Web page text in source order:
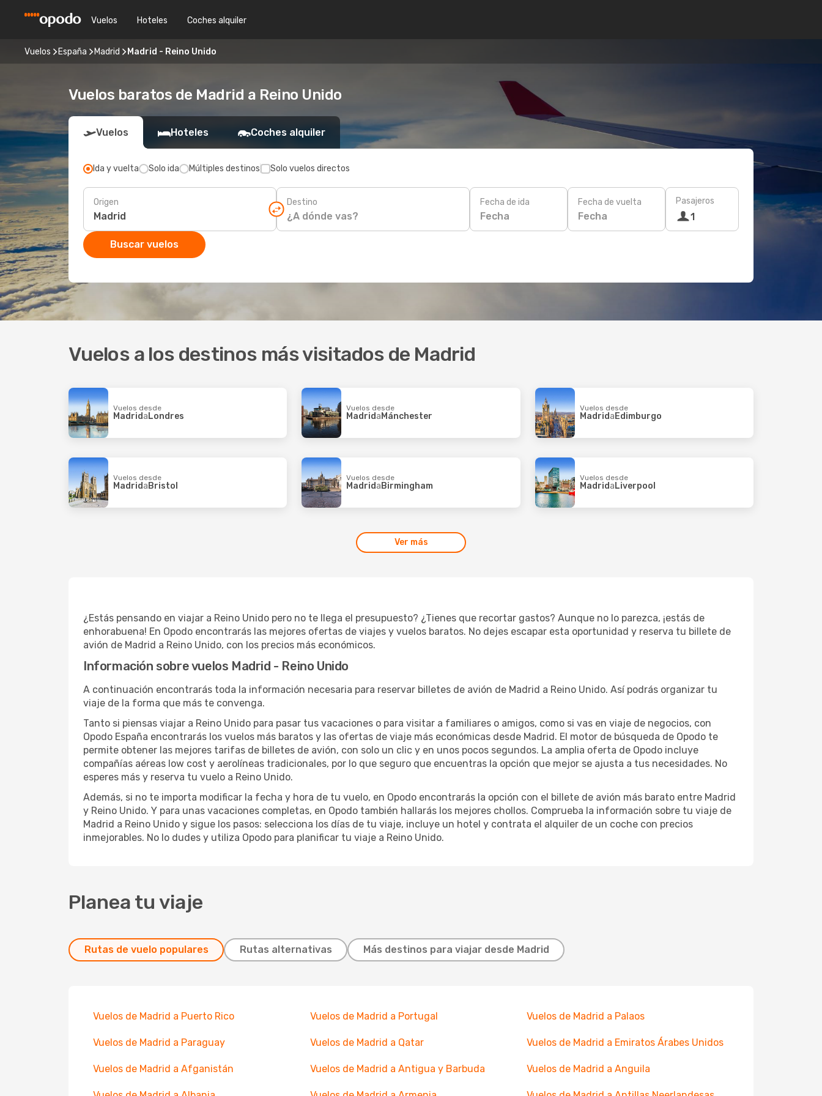
Vuelos Hoteles Coches alquiler
Vuelos España Madrid Madrid - Reino Unido
Vuelos baratos de Madrid a Reino Unido
Vuelos Hoteles Coches alquiler
Ida y vuelta Solo ida Múltiples destinos Solo vuelos directos
Origen Destino Fecha de ida
Fecha
Fecha de vuelta
Fecha
Pasajeros
1
Buscar vuelos
Vuelos a los destinos más visitados de Madrid
Vuelos desde
MadridaLondres
Vuelos desde
MadridaMánchester
Vuelos desde
Madrida Edimburgo
Vuelos desde
Madrida Bristol
Vuelos desde
Madrida Birmingham
Vuelos desde
MadridaLiverpool
Ver más
¿Estás pensando en viajar a Reino Unido pero no te llega el presupuesto? ¿Tienes que recortar gastos? Aunque no lo parezca, ¡estás de
enhorabuena! En Opodo encontrarás las mejores ofertas de viajes y vuelos baratos. No dejes escapar esta oportunidad y reserva tu billete de
avión de Madrid a Reino Unido, con los precios más económicos.
Información sobre vuelos Madrid - Reino Unido
A continuación encontrarás toda la información necesaria para reservar billetes de avión de Madrid a Reino Unido. Así podrás organizar tu
viaje de la forma que más te convenga.
Tanto si piensas viajar a Reino Unido para pasar tus vacaciones o para visitar a familiares o amigos, como si vas en viaje de negocios, con
Opodo España encontrarás los vuelos más baratos y las ofertas de viaje más económicas desde Madrid. El motor de búsqueda de Opodo te
permite obtener las mejores tarifas de billetes de avión, con solo un clic y en unos pocos segundos. La amplia oferta de Opodo incluye
compañías aéreas low cost y aerolíneas tradicionales, por lo que seguro que encuentras la opción que mejor se ajusta a tus necesidades. No
esperes más y reserva tu vuelo a Reino Unido.
Además, si no te importa modificar la fecha y hora de tu vuelo, en Opodo encontrarás la opción con el billete de avión más barato entre Madrid
y Reino Unido. Y para unas vacaciones completas, en Opodo también hallarás los mejores chollos. Comprueba la información sobre tu viaje de
Madrid a Reino Unido y sigue los pasos: selecciona los días de tu viaje, incluye un hotel y contrata el alquiler de un coche con precios
inmejorables. No lo dudes y utiliza Opodo para planificar tu viaje a Reino Unido.
Planea tu viaje
Rutas de vuelo populares Rutas alternativas Más destinos para viajar desde Madrid
Vuelos de Madrid a Puerto Rico Vuelos de Madrid a Portugal Vuelos de Madrid a Palaos
Vuelos de Madrid a Paraguay Vuelos de Madrid a Qatar Vuelos de Madrid a Emiratos Árabes Unidos
Vuelos de Madrid a Afganistán Vuelos de Madrid a Antigua y Barbuda Vuelos de Madrid a Anguila